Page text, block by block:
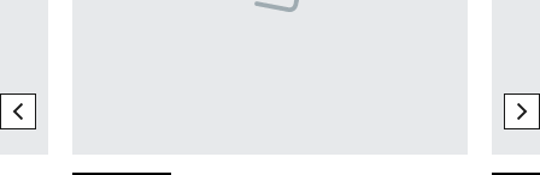
previous element